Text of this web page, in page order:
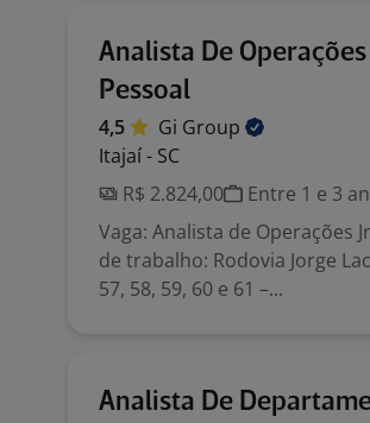
Analista De
Pessoal
4,5 Gi Group
Itajaí - SC
R$ 2.824,00
Entre 1 e 3
Vaga: Analista de Operações
de trabalho: Rodovia Jorge
57, 58, 59, 60 e 61 –...
Analista De